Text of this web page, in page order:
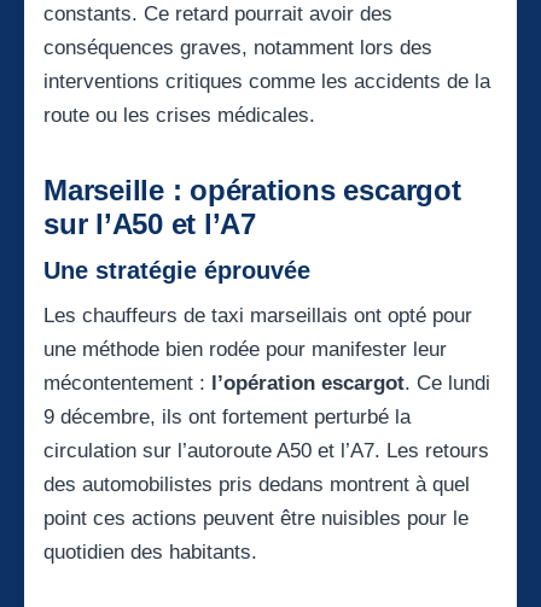
constants. Ce retard pourrait avoir des
conséquences graves, notamment lors des
interventions critiques comme les accidents de la
route ou les crises médicales.
Marseille : opérations escargot
sur l’A50 et l’A7
Une stratégie éprouvée
Les chauffeurs de taxi marseillais ont opté pour
une méthode bien rodée pour manifester leur
mécontentement : l’opération escargot. Ce lundi
9 décembre, ils ont fortement perturbé la
circulation sur l’autoroute A50 et l’A7. Les retours
des automobilistes pris dedans montrent à quel
point ces actions peuvent être nuisibles pour le
quotidien des habitants.